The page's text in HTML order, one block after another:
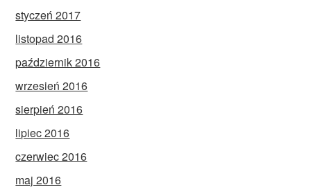
styczeń 2017
listopad 2016
październik 2016
wrzesień 2016
sierpień 2016
lipiec 2016
czerwiec 2016
maj 2016